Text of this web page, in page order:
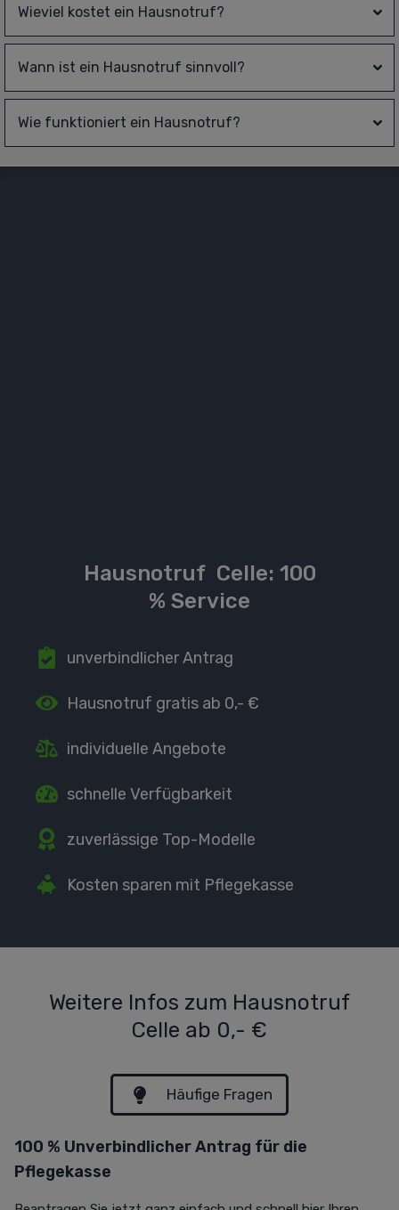
Wieviel kostet ein Hausnotruf?
Wann ist ein Hausnotruf sinnvoll?
Wie funktioniert ein Hausnotruf?
Hausnotruf Celle: 100
% Service
unverbindlicher Antrag
Hausnotruf gratis ab 0,- €
individuelle Angebote
schnelle Verfügbarkeit
zuverlässige Top-Modelle
Kosten sparen mit Pflegekasse
Weitere Infos zum Hausnotruf
Celle ab 0,- €
Häufige Fragen
100 % Unverbindlicher Antrag für die
Pflegekasse